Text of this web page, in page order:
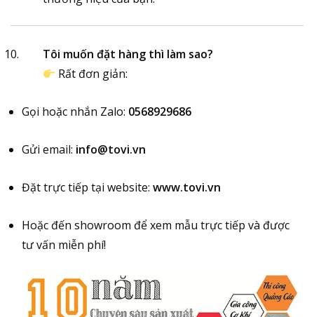
Tôi muốn đặt hàng thì làm sao?
Rất đơn giản:
Gọi hoặc nhắn Zalo: 0568929686
Gửi email: info@tovi.vn
Đặt trực tiếp tại website: www.tovi.vn
Hoặc đến showroom để xem mẫu trực tiếp và được
tư vấn miễn phí!